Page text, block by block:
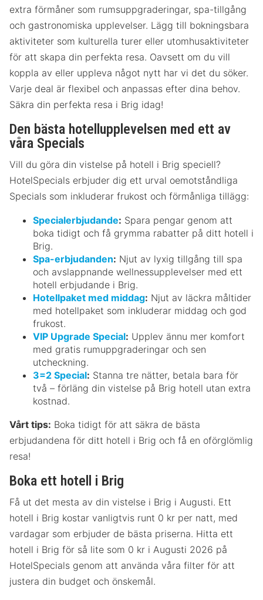
extra förmåner som rumsuppgraderingar, spa-tillgång
och gastronomiska upplevelser. Lägg till bokningsbara
aktiviteter som kulturella turer eller utomhusaktiviteter
för att skapa din perfekta resa. Oavsett om du vill
koppla av eller uppleva något nytt har vi det du söker.
Varje deal är flexibel och anpassas efter dina behov.
Säkra din perfekta resa i Brig idag!
Den bästa hotellupplevelsen med ett av
våra Specials
Vill du göra din vistelse på hotell i Brig speciell?
HotelSpecials erbjuder dig ett urval oemotståndliga
Specials som inkluderar frukost och förmånliga tillägg:
Specialerbjudande: Spara pengar genom att
boka tidigt och få grymma rabatter på ditt hotell i
Brig.
Spa-erbjudanden: Njut av lyxig tillgång till spa
och avslappnande wellnessupplevelser med ett
hotell erbjudande i Brig.
Hotellpaket med middag: Njut av läckra måltider
med hotellpaket som inkluderar middag och god
frukost.
VIP Upgrade Special: Upplev ännu mer komfort
med gratis rumuppgraderingar och sen
utcheckning.
3=2 Special: Stanna tre nätter, betala bara för
två – förläng din vistelse på Brig hotell utan extra
kostnad.
Vårt tips: Boka tidigt för att säkra de bästa
erbjudandena för ditt hotell i Brig och få en oförglömlig
resa!
Boka ett hotell i Brig
Få ut det mesta av din vistelse i Brig i Augusti. Ett
hotell i Brig kostar vanligtvis runt 0 kr per natt, med
vardagar som erbjuder de bästa priserna. Hitta ett
hotell i Brig för så lite som 0 kr i Augusti 2026 på
HotelSpecials genom att använda våra filter för att
justera din budget och önskemål.